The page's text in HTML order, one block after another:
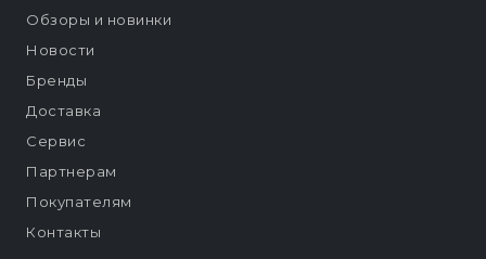
Обзоры и новинки
Новости
Бренды
Доставка
Сервис
Партнерам
Покупателям
Контакты